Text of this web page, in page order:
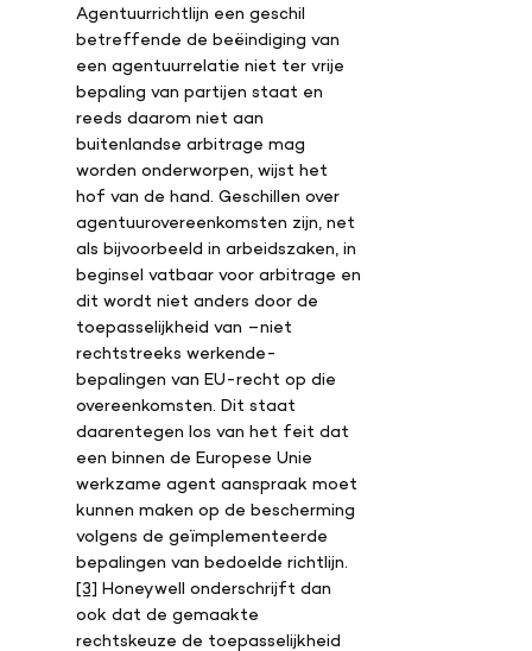
Agentuurrichtlijn een geschil
betreffende de beëindiging van
een agentuurrelatie niet ter vrije
bepaling van partijen staat en
reeds daarom niet aan
buitenlandse arbitrage mag
worden onderworpen, wijst het
hof van de hand. Geschillen over
agentuurovereenkomsten zijn, net
als bijvoorbeeld in arbeidszaken, in
beginsel vatbaar voor arbitrage en
dit wordt niet anders door de
toepasselijkheid van –niet
rechtstreeks werkende-
bepalingen van EU-recht op die
overeenkomsten. Dit staat
daarentegen los van het feit dat
een binnen de Europese Unie
werkzame agent aanspraak moet
kunnen maken op de bescherming
volgens de geïmplementeerde
bepalingen van bedoelde richtlijn.
[3] Honeywell onderschrijft dan
ook dat de gemaakte
rechtskeuze de toepasselijkheid